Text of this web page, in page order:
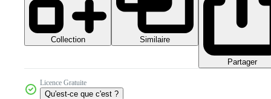
Collection Similaire
Partager
Licence Gratuite
Qu'est-ce que c'est ?